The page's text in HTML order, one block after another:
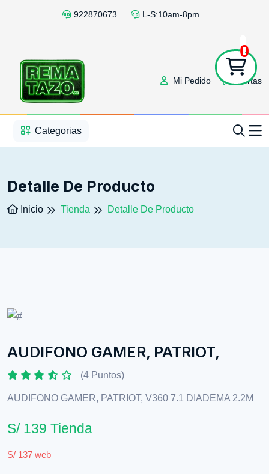
922870673 L-S:10am-8pm
Mi Pedido Ofertas
0
Categorias
Detalle De Producto
Inicio Tienda Detalle De Producto
AUDIFONO GAMER, PATRIOT,
(4 Puntos)
AUDIFONO GAMER, PATRIOT, V360 7.1 DIADEMA 2.2M
S/ 139 Tienda
S/ 137 web